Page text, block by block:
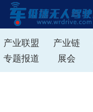
产业联盟 产业链
专题报道
展会